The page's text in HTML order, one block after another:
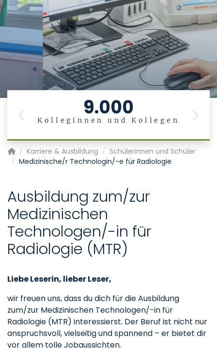
9.000
Kolleginnen und Kollegen
Previous Next
Startseite
Karriere & Ausbildung
Schülerinnen und Schüler
Medizinische/r Technologin/-e für Radiologie
Ausbildung zum/zur
Medizinischen
Technologen/-in für
Radiologie (MTR)
Liebe Leserin, lieber Leser,
wir freuen uns, dass du dich für die Ausbildung
zum/zur Medizinischen Technologen/-in für
Radiologie (MTR) interessierst. Der Beruf ist nicht nur
anspruchsvoll, vielseitig und spannend – er bietet dir
vor allem tolle Jobaussichten.